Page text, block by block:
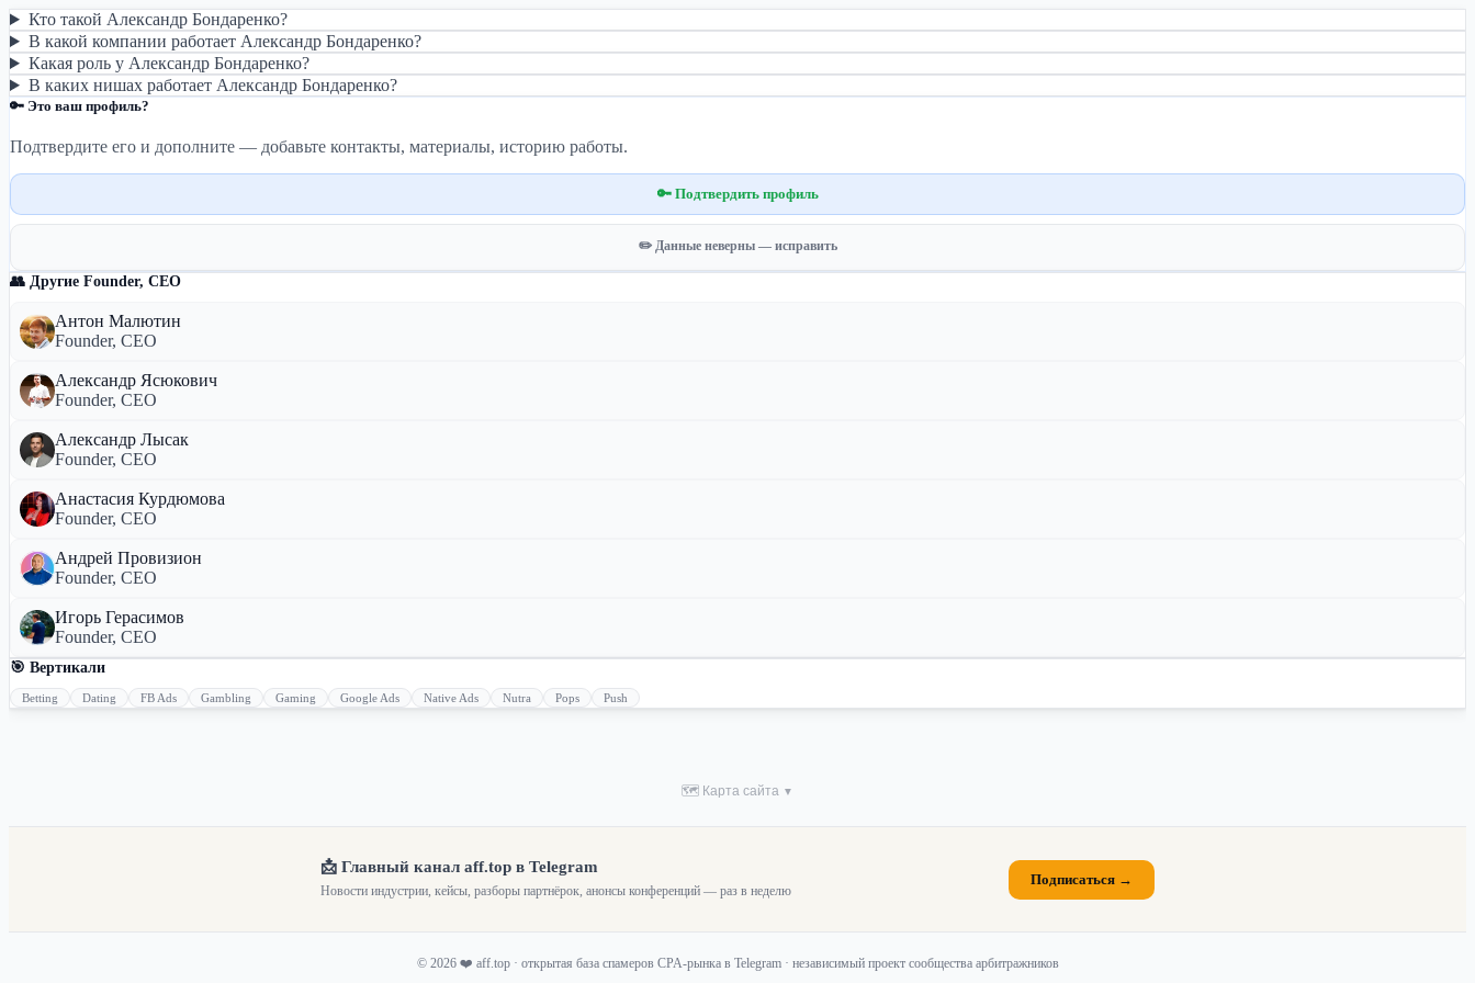
Кто такой Александр Бондаренко?
В какой компании работает Александр Бондаренко?
Какая роль у Александр Бондаренко?
В каких нишах работает Александр Бондаренко?
🔑 Это ваш профиль?
Подтвердите его и дополните — добавьте контакты, материалы, историю работы.
🔑 Подтвердить профиль
✏️ Данные неверны — исправить
👥 Другие Founder, CEO
Антон Малютин
Founder, CEO
Александр Ясюкович
Founder, CEO
Александр Лысак
Founder, CEO
Анастасия Курдюмова
Founder, CEO
Андрей Провизион
Founder, CEO
Игорь Герасимов
Founder, CEO
🎯 Вертикали
Betting Dating FB Ads Gambling Gaming Google Ads Native Ads Nutra Pops Push
🗺 Карта сайта ▼
📩 Главный канал aff.top в Telegram
Новости индустрии, кейсы, разборы партнёрок, анонсы конференций — раз в неделю
Подписаться →
© 2026 ❤️ aff.top · открытая база спамеров CPA-рынка в Telegram · независимый проект сообщества арбитражников